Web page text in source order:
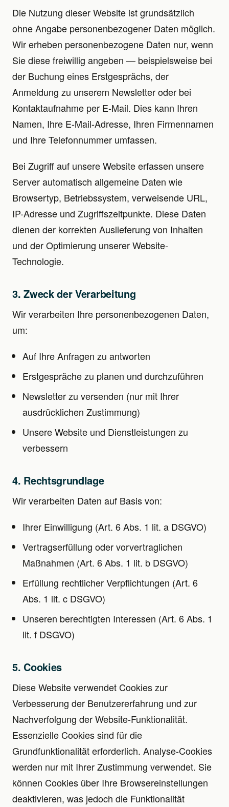
Die Nutzung dieser Website ist grundsätzlich
ohne Angabe personenbezogener Daten möglich.
Wir erheben personenbezogene Daten nur, wenn
Sie diese freiwillig angeben — beispielsweise bei
der Buchung eines Erstgesprächs, der
Anmeldung zu unserem Newsletter oder bei
Kontaktaufnahme per E-Mail. Dies kann Ihren
Namen, Ihre E-Mail-Adresse, Ihren Firmennamen
und Ihre Telefonnummer umfassen.
Bei Zugriff auf unsere Website erfassen unsere
Server automatisch allgemeine Daten wie
Browsertyp, Betriebssystem, verweisende URL,
IP-Adresse und Zugriffszeitpunkte. Diese Daten
dienen der korrekten Auslieferung von Inhalten
und der Optimierung unserer Website-
Technologie.
3. Zweck der Verarbeitung
Wir verarbeiten Ihre personenbezogenen Daten,
um:
Auf Ihre Anfragen zu antworten
Erstgespräche zu planen und durchzuführen
Newsletter zu versenden (nur mit Ihrer
ausdrücklichen Zustimmung)
Unsere Website und Dienstleistungen zu
verbessern
4. Rechtsgrundlage
Wir verarbeiten Daten auf Basis von:
Ihrer Einwilligung (Art. 6 Abs. 1 lit. a DSGVO)
Vertragserfüllung oder vorvertraglichen
Maßnahmen (Art. 6 Abs. 1 lit. b DSGVO)
Erfüllung rechtlicher Verpflichtungen (Art. 6
Abs. 1 lit. c DSGVO)
Unseren berechtigten Interessen (Art. 6 Abs. 1
lit. f DSGVO)
5. Cookies
Diese Website verwendet Cookies zur
Verbesserung der Benutzererfahrung und zur
Nachverfolgung der Website-Funktionalität.
Essenzielle Cookies sind für die
Grundfunktionalität erforderlich. Analyse-Cookies
werden nur mit Ihrer Zustimmung verwendet. Sie
können Cookies über Ihre Browsereinstellungen
deaktivieren, was jedoch die Funktionalität